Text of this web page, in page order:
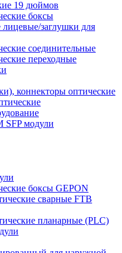
19 дюймов
боксы
заглушки для
соединительные
переходные
коннекторы оптические
модули
боксы GEPON
сварные FTB
планарные (PLC)